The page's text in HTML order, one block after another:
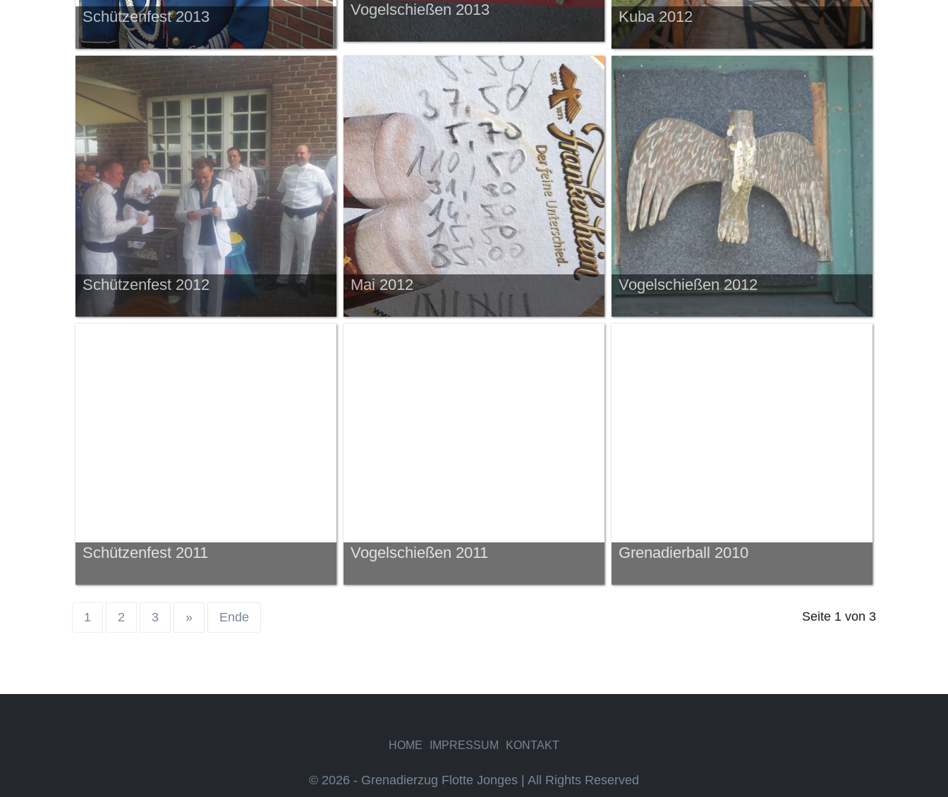
Schützenfest 2013 Vogelschießen 2013 Kuba 2012
Schützenfest 2012 Mai 2012 Vogelschießen 2012
Schützenfest 2011 Vogelschießen 2011 Grenadierball 2010
Seite 1 von 3
1 2 3 » Ende
HOME IMPRESSUM KONTAKT
© 2026 - Grenadierzug Flotte Jonges | All Rights Reserved